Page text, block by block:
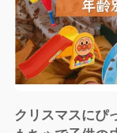
クリスマスにぴ